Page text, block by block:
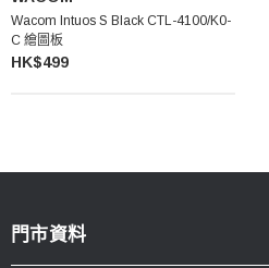
Wacom Intuos S Black CTL-4100/K0-
C 繪圖板
HK$499
門市資料